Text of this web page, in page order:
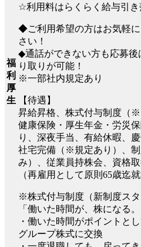
福
利
厚
生
☆利用料はらくらく給与引き
◆ご利用希望の方はお気軽
さい！
◆通話ができない方も応募
り取りが可能！
※一部社内規定あり
【待遇】
昇給昇格、株式付与制度（※
健康保険・厚生年金・労災
り、深夜手当、有給休暇、
社宅完備（※規定あり）、
み）、従業員持株会、資格
（再雇用として原則65歳迄就
※株式付与制度（新制度スタ
「働いた時間が、株になる。
・働いた時間がポイントと
グループ株式に交換